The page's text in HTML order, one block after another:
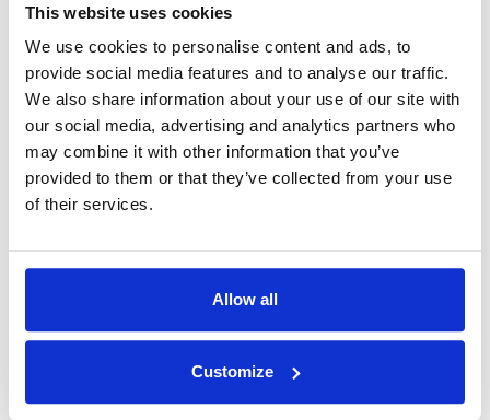
This website uses cookies
We use cookies to personalise content and ads, to
provide social media features and to analyse our traffic.
We also share information about your use of our site with
our social media, advertising and analytics partners who
may combine it with other information that you’ve
provided to them or that they’ve collected from your use
of their services.
Allow all
Customize